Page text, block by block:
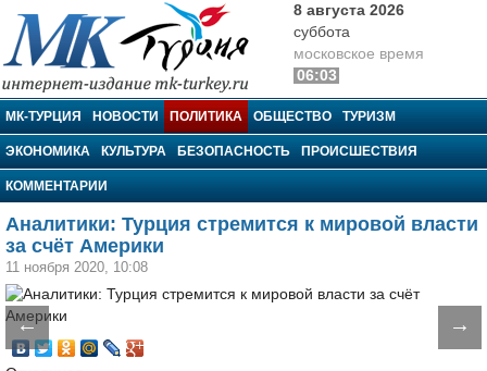
МК-Турция
8 августа 2026
суббота
московское время
06:03
МК-ТУРЦИЯ НОВОСТИ ПОЛИТИКА ОБЩЕСТВО ТУРИЗМ
ЭКОНОМИКА КУЛЬТУРА БЕЗОПАСНОСТЬ ПРОИСШЕСТВИЯ
КОММЕНТАРИИ
Аналитики: Турция стремится к мировой власти
за счёт Америки
11 ноября 2020, 10:08
← →